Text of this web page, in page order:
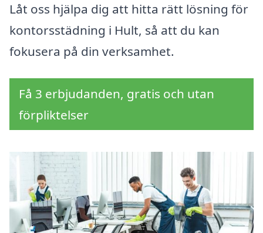
Låt oss hjälpa dig att hitta rätt lösning för
kontorsstädning i Hult, så att du kan
fokusera på din verksamhet.
Få 3 erbjudanden, gratis och utan
förpliktelser